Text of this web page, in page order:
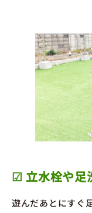
☑ 立水栓や足
遊んだあとにすぐ